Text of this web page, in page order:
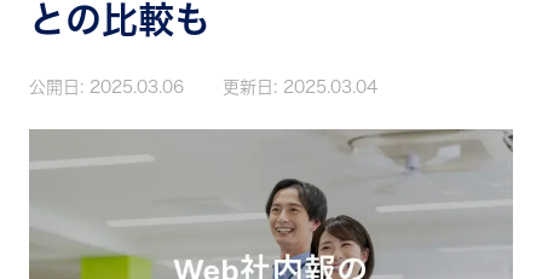
との比較も
公開日: 2025.03.06 更新日: 2025.03.04